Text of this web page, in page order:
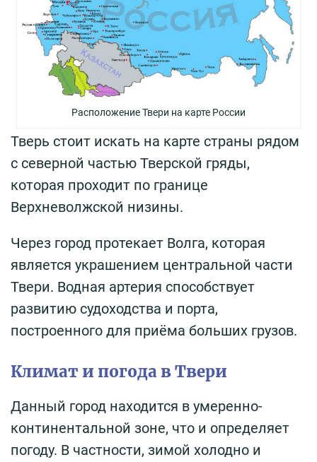
Расположение Твери на карте России
Тверь стоит искать на карте страны рядом
с северной частью Тверской гряды,
которая проходит по границе
Верхневолжской низины.
Через город протекает Волга, которая
является украшением центральной части
Твери. Водная артерия способствует
развитию судоходства и порта,
построенного для приёма больших грузов.
Климат и погода в Твери
Данный город находится в умеренно-
континентальной зоне, что и определяет
погоду. В частности, зимой холодно и